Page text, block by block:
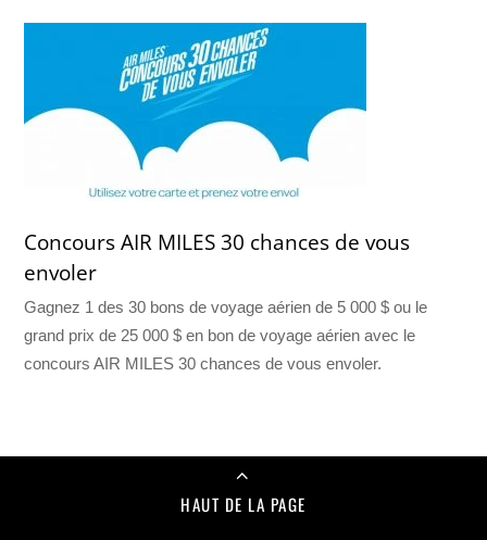
Concours AIR MILES 30 chances de vous
envoler
Gagnez 1 des 30 bons de voyage aérien de 5 000 $ ou le
grand prix de 25 000 $ en bon de voyage aérien avec le
concours AIR MILES 30 chances de vous envoler.
HAUT DE LA PAGE